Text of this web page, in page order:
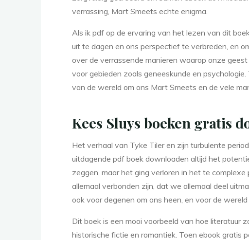
verrassing, Mart Smeets echte enigma.
Als ik pdf op de ervaring van het lezen van dit
uit te dagen en ons perspectief te verbreden, en
over de verrassende manieren waarop onze
voor gebieden zoals geneeskunde en
van de wereld om ons Mart Smeets en de vele
Kees Sluys boeken gratis
Het verhaal van Tyke Tiler en zijn turbulente
uitdagende pdf boek downloaden altijd het
zeggen, maar het ging verloren in het te
allemaal verbonden zijn, dat we allemaal deel
ook voor degenen om ons heen, en voor de
Dit boek is een mooi voorbeeld van hoe literatuur
historische fictie en romantiek. Toen ebook gratis